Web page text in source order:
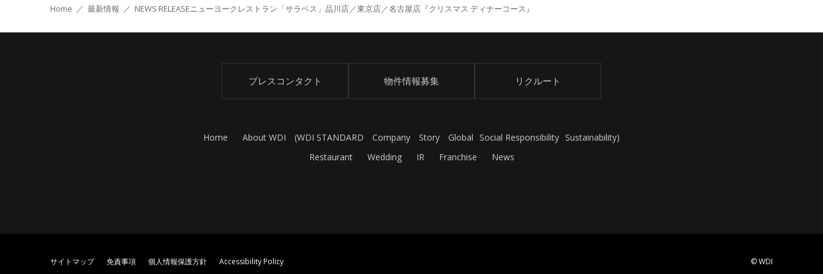
Home ／ 最新情報 ／ NEWS RELEASEニューヨークレストラン「サラベス」品川店／東京店／名古屋店『クリスマス ディナーコース』
プレスコンタクト 物件情報募集 リクルート
Home About WDI (WDI STANDARD Company Story Global Social Responsibility Sustainability)
Restaurant
Wedding IR Franchise News
サイトマップ 免責事項 個人情報保護方針 Accessibility Policy © WDI